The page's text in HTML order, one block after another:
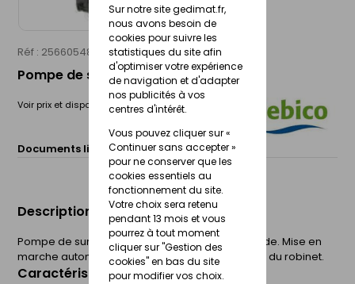
Sur notre site gedimat.fr,
nous avons besoin de
cookies pour suivre les
statistiques du site afin
d'optimiser votre expérience
de navigation et d'adapter
nos publicités à vos
centres d'intérêt.
Vous pouvez cliquer sur «
Continuer sans accepter »
pour ne conserver que les
cookies essentiels au
fonctionnement du site.
Votre choix sera retenu
pendant 13 mois et vous
pourrez à tout moment
cliquer sur "Gestion des
cookies" en bas du site
pour modifier vos choix.
Réf : 25660548 SEBICO
Pompe de surface ECOPRO35
Voir prix et disponibilité en magasin
Documents liés : Fiche technique
Description du produit
Pompe de surface avec automate de commande. Mise en
marche automatique à l'ouverture ou fermeture du robinet.
Caractéristiques du produit